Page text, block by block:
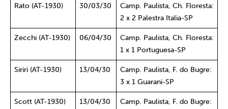
Rato (AT-1930) 30/03/30
Camp. Paulista, Ch. Floresta:
2 x 2 Palestra Italia-SP
Zecchi (AT-1930) 06/04/30
Camp. Paulista, Ch. Floresta:
1 x 1 Portuguesa-SP
Siriri (AT-1930) 13/04/30
Camp. Paulista, F. do Bugre:
3 x 1 Guarani-SP
Scott (AT-1930) 13/04/30
Camp. Paulista, F. do Bugre: